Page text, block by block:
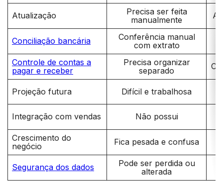
Atualização
Precisa ser feita
manualmente
Conciliação bancária
Conferência manual
com extrato
Controle de contas a
pagar e receber
Precisa organizar
separado
Projeção futura Difícil e trabalhosa
Integração com vendas Não possui
Crescimento do
negócio
Fica pesada e confusa
Segurança dos dados
Pode ser perdida ou
alterada